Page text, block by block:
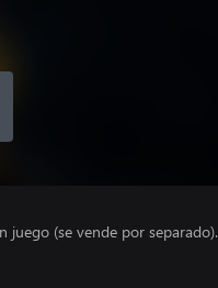
juego (se vende por separado).